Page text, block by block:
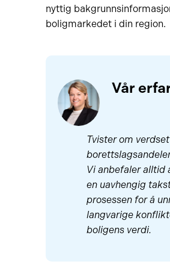
nyttig
boligmarkedet i din region.
Vår
Tvister om
Vi anbefaler alltid
en uavhengig
prosessen for å
langvarige
boligens verdi.